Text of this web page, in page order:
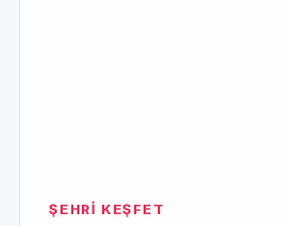
ŞEHRİ KEŞFET